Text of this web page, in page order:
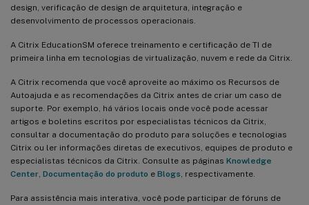
design, verificação de design de arquitetura, integração e
desenvolvimento de processos operacionais.
A Citrix EducationSM oferece treinamento e certificação de TI de
primeira linha em tecnologias de virtualização, nuvem e rede da Citrix.
A Citrix recomenda que você aproveite ao máximo os Recursos de
Autoajuda e as recomendações da Citrix antes de criar um caso de
suporte. Por exemplo, há vários locais onde você pode acessar
artigos e boletins escritos por especialistas técnicos da Citrix,
consultar a documentação do produto para soluções e tecnologias
Citrix ou ler informações diretas de executivos, equipes de produto e
especialistas técnicos da Citrix. Consulte as páginas Knowledge
Center Documentação do produto e Blogs , respectivamente.
Para assistência mais interativa, você pode participar de fóruns de